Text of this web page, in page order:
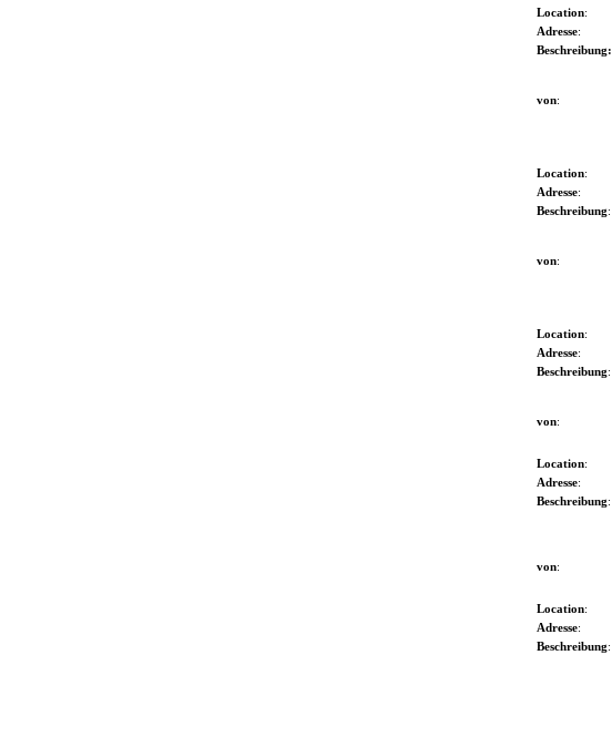
Location:
Adresse:
Beschreibung:
von:
Location:
Adresse:
Beschreibung:
von:
Location:
Adresse:
Beschreibung:
von:
Location:
Adresse:
Beschreibung:
von:
Location:
Adresse:
Beschreibung: